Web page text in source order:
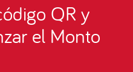
QR y
el Monto